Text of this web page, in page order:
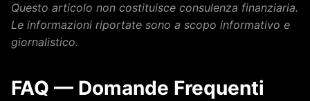
Questo articolo non costituisce consulenza finanziaria.
Le informazioni riportate sono a scopo informativo e
giornalistico.
FAQ — Domande Frequenti